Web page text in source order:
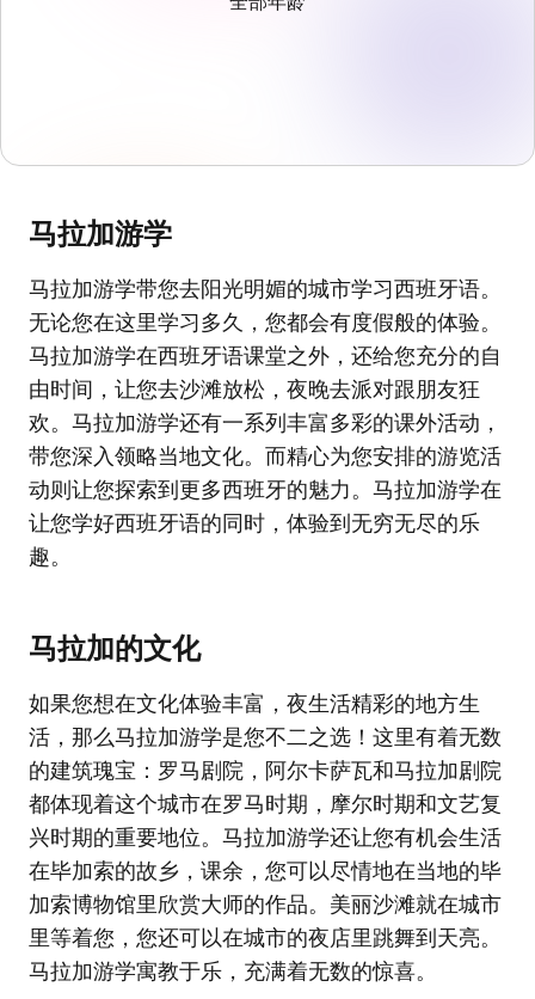
马拉加游学
马拉加游学带您去阳光明媚的城市学习西班牙语。
无论您在这里学习多久，您都会有度假般的体验。
马拉加游学在西班牙语课堂之外，还给您充分的自
由时间，让您去沙滩放松，夜晚去派对跟朋友狂
欢。马拉加游学还有一系列丰富多彩的课外活动，
带您深入领略当地文化。而精心为您安排的游览活
动则让您探索到更多西班牙的魅力。马拉加游学在
让您学好西班牙语的同时，体验到无穷无尽的乐
趣。
马拉加的文化
如果您想在文化体验丰富，夜生活精彩的地方生
活，那么马拉加游学是您不二之选！这里有着无数
的建筑瑰宝：罗马剧院，阿尔卡萨瓦和马拉加剧院
都体现着这个城市在罗马时期，摩尔时期和文艺复
兴时期的重要地位。马拉加游学还让您有机会生活
在毕加索的故乡，课余，您可以尽情地在当地的毕
加索博物馆里欣赏大师的作品。美丽沙滩就在城市
里等着您，您还可以在城市的夜店里跳舞到天亮。
马拉加游学寓教于乐，充满着无数的惊喜。